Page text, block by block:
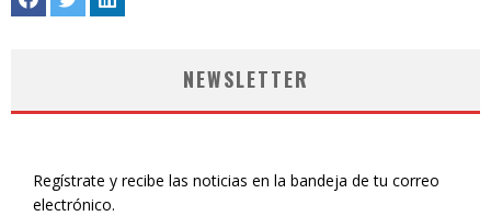
NEWSLETTER
Regístrate y recibe las noticias en la bandeja de tu correo
electrónico.